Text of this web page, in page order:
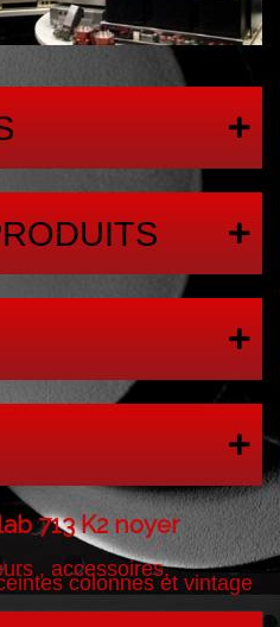
713 K2 noyer
, accessoires,
colonnes et vintage